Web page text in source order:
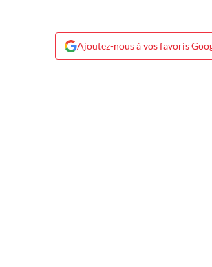
Ajoutez-nous à vos favoris